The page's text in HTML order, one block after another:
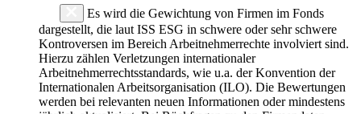
Es wird die Gewichtung von Firmen im Fonds
dargestellt, die laut ISS ESG in schwere oder sehr schwere
Kontroversen im Bereich Arbeitnehmerrechte involviert sind.
Hierzu zählen Verletzungen internationaler
Arbeitnehmerrechtsstandards, wie u.a. der Konvention der
Internationalen Arbeitsorganisation (ILO). Die Bewertungen
werden bei relevanten neuen Informationen oder mindestens